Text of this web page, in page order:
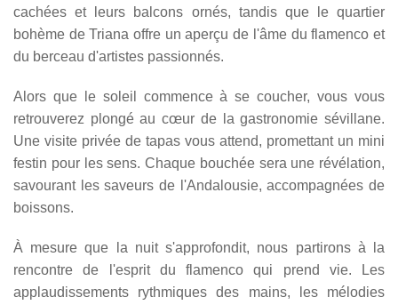
cachées et leurs balcons ornés, tandis que le quartier
bohème de Triana offre un aperçu de l'âme du flamenco et
du berceau d'artistes passionnés.
Alors que le soleil commence à se coucher, vous vous
retrouverez plongé au cœur de la gastronomie sévillane.
Une visite privée de tapas vous attend, promettant un mini
festin pour les sens. Chaque bouchée sera une révélation,
savourant les saveurs de l'Andalousie, accompagnées de
boissons.
À mesure que la nuit s'approfondit, nous partirons à la
rencontre de l'esprit du flamenco qui prend vie. Les
applaudissements rythmiques des mains, les mélodies